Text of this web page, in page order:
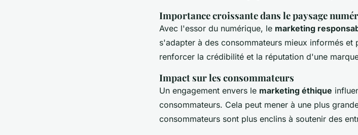
Importance croissante dans le paysage
Avec l'essor du numérique, le marketing
s'adapter à des consommateurs mieux informés
renforcer la crédibilité et la réputation d'une
Impact sur les consommateurs
Un engagement envers le marketing éthique
consommateurs. Cela peut mener à une plus
consommateurs sont plus enclins à soutenir des